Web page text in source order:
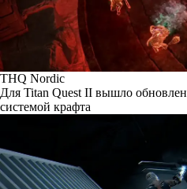
THQ Nordic
Для Titan Quest II вышло
системой крафта